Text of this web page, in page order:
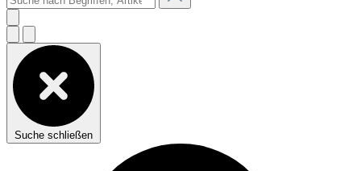
Suche schließen